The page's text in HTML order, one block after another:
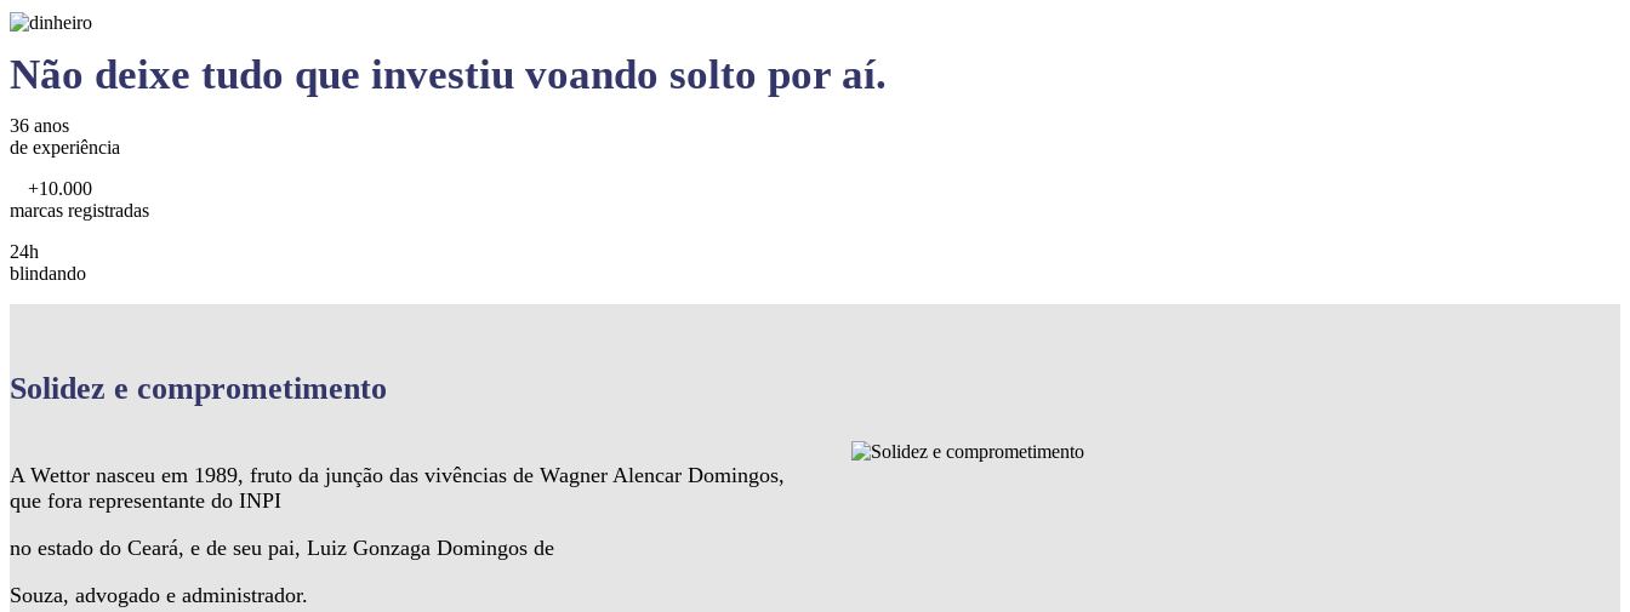
Não deixe tudo que investiu voando solto por aí.
36 anos
de experiência
+10.000
marcas registradas
24h
blindando
Solidez e comprometimento
A Wettor nasceu em 1989, fruto da junção das vivências de Wagner Alencar Domingos,
que fora representante do INPI
no estado do Ceará, e de seu pai, Luiz Gonzaga Domingos de
Souza, advogado e administrador.